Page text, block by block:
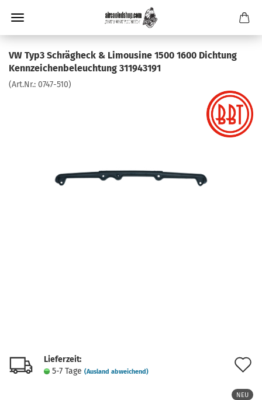
VW Typ3 Schrägheck & Limousine 1500 1600 Dichtung
Kennzeichenbeleuchtung 311943191
(Art.Nr.: 0747-510)
Lieferzeit:
5-7 Tage (Ausland abweichend)
NEU